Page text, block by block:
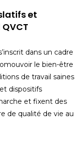
et
dans un cadre
le bien-être
de travail saines
dispositifs
et fixent des
de qualité de vie au